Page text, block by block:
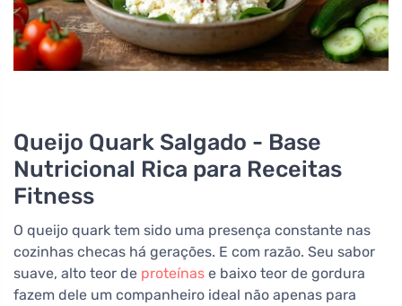
Queijo Quark Salgado - Base
Nutricional Rica para Receitas
Fitness
O queijo quark tem sido uma presença constante nas
cozinhas checas há gerações. E com razão. Seu sabor
suave, alto teor de proteínas e baixo teor de gordura
fazem dele um companheiro ideal não apenas para